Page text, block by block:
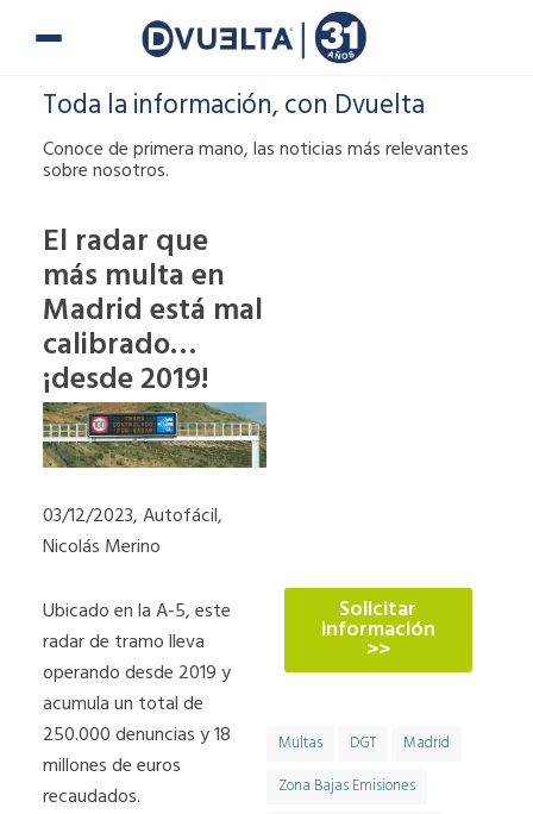
Toda la información, con Dvuelta
Conoce de primera mano, las noticias más relevantes
sobre nosotros.
El radar que
más multa en
Madrid está mal
calibrado…
¡desde 2019!
03/12/2023, Autofácil,
Nicolás Merino
Ubicado en la A-5, este
radar de tramo lleva
operando desde 2019 y
acumula un total de
250.000 denuncias y 18
millones de euros
recaudados.
Solicitar
información
>>
Multas DGT
Madrid
Zona Bajas Emisiones